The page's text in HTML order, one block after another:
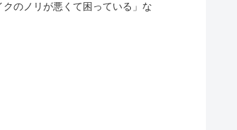
のノリが悪くて困っている」な